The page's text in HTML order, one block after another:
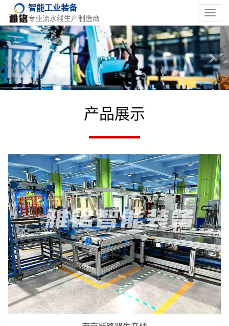
智能工业装备
专业流水线生产制造商
Previous
产品展示